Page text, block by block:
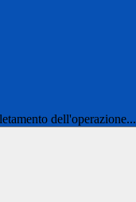
dell'operazione...